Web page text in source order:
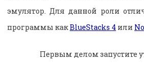
эмулятор. Для данной роли
программы какBlueStacks 4 или
Первым делом запустите